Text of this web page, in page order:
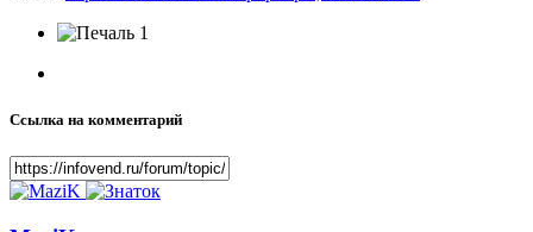
1
Ссылка на комментарий